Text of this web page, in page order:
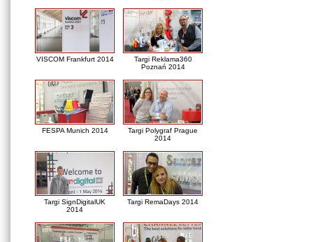
VISCOM Frankfurt 2014
Targi Reklama360
Poznań 2014
FESPA Munich 2014
Targi Polygraf Prague
2014
Targi SignDigitalUK
2014
Targi RemaDays 2014